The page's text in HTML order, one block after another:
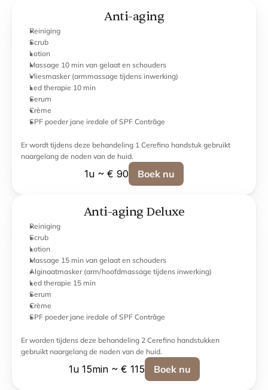
Anti-aging
Reiniging
Scrub
Lotion
Massage 10 min van gelaat en schouders
Vliesmasker (armmassage tijdens inwerking)
Led therapie 10 min
Serum
Crème
SPF poeder jane iredale of SPF Contrâge
Er wordt tijdens deze behandeling 1 Cerefino handstuk gebruikt
naargelang de noden van de huid.
1u ~ € 90 Boek nu
Anti-aging Deluxe
Reiniging
Scrub
Lotion
Massage 15 min van gelaat en schouders
Alginaatmasker (arm/hoofdmassage tijdens inwerking)
Led therapie 15 min
Serum
Crème
SPF poeder jane iredale of SPF Contrâge
Er worden tijdens deze behandeling 2 Cerefino handstukken
gebruikt naargelang de noden van de huid.
1u 15min ~ € 115 Boek nu